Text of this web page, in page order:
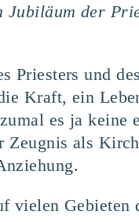
Jubiläum der
Priesters und
Kraft, ein
es ja
Zeugnis als
vielen